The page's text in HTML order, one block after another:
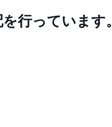
行っています。